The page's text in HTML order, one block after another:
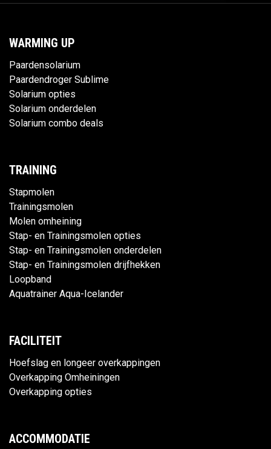
WARMING UP
Paardensolarium
Paardendroger Sublime
Solarium opties
Solarium onderdelen
Solarium combo deals
TRAINING
Stapmolen
Trainingsmolen
Molen omheining
Stap- en Trainingsmolen opties
Stap- en Trainingsmolen onderdelen
Stap- en Trainingsmolen drijfhekken
Loopband
Aquatrainer Aqua-Icelander
FACILITEIT
Hoefslag en longeer overkappingen
Overkapping Omheiningen
Overkapping opties
ACCOMMODATIE